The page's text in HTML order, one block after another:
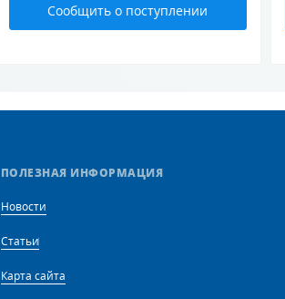
Сообщить о поступлении
ПОЛЕЗНАЯ ИНФОРМАЦИЯ
Новости
Статьи
Карта сайта